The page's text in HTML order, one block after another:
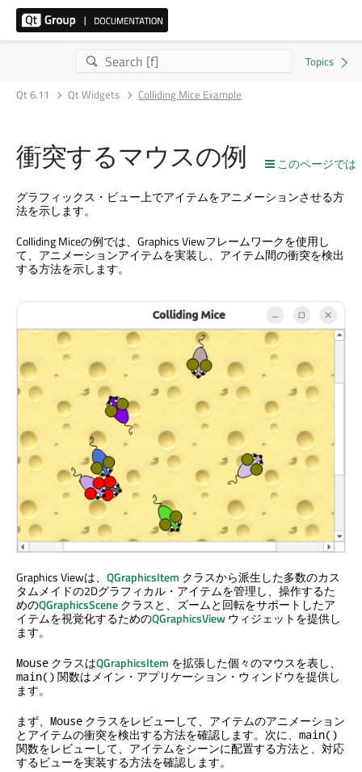
Qt 6.11 Qt Widgets Colliding Mice Example
このページでは
衝突するマウスの例
グラフィックス・ビュー上でアイテムをアニメーションさせる方
法を示します。
Colliding Miceの例では、Graphics Viewフレームワークを使用し
て、アニメーションアイテムを実装し、アイテム間の衝突を検出
する方法を示します。
Graphics Viewは、 QGraphicsItem クラスから派生した多数のカス
タムメイドの2Dグラフィカル・アイテムを管理し、操作するた
めのQGraphicsSceneクラスと、ズームと回転をサポートしたア
イテムを視覚化するためのQGraphicsViewウィジェットを提供し
ます。
Mouse クラスはQGraphicsItem を拡張した個々のマウスを表し、
main() 関数はメイン・アプリケーション・ウィンドウを提供し
ます。
まず、 Mouse クラスをレビューして、アイテムのアニメーション
とアイテムの衝突を検出する方法を確認します。次に、 main()
関数をレビューして、アイテムをシーンに配置する方法と、対応
するビューを実装する方法を確認します。